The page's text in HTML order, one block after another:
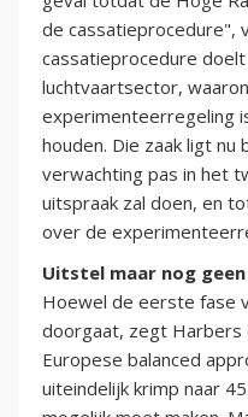
de cassatieprocedure",
cassatieprocedure
luchtvaartsector,
experimenteerregeling
houden. Die zaak ligt nu
verwachting pas in het
uitspraak zal doen, en
over de
Uitstel maar nog
Hoewel de eerste fase
doorgaat, zegt Harbers
Europese balanced
uiteindelijk krimp naar